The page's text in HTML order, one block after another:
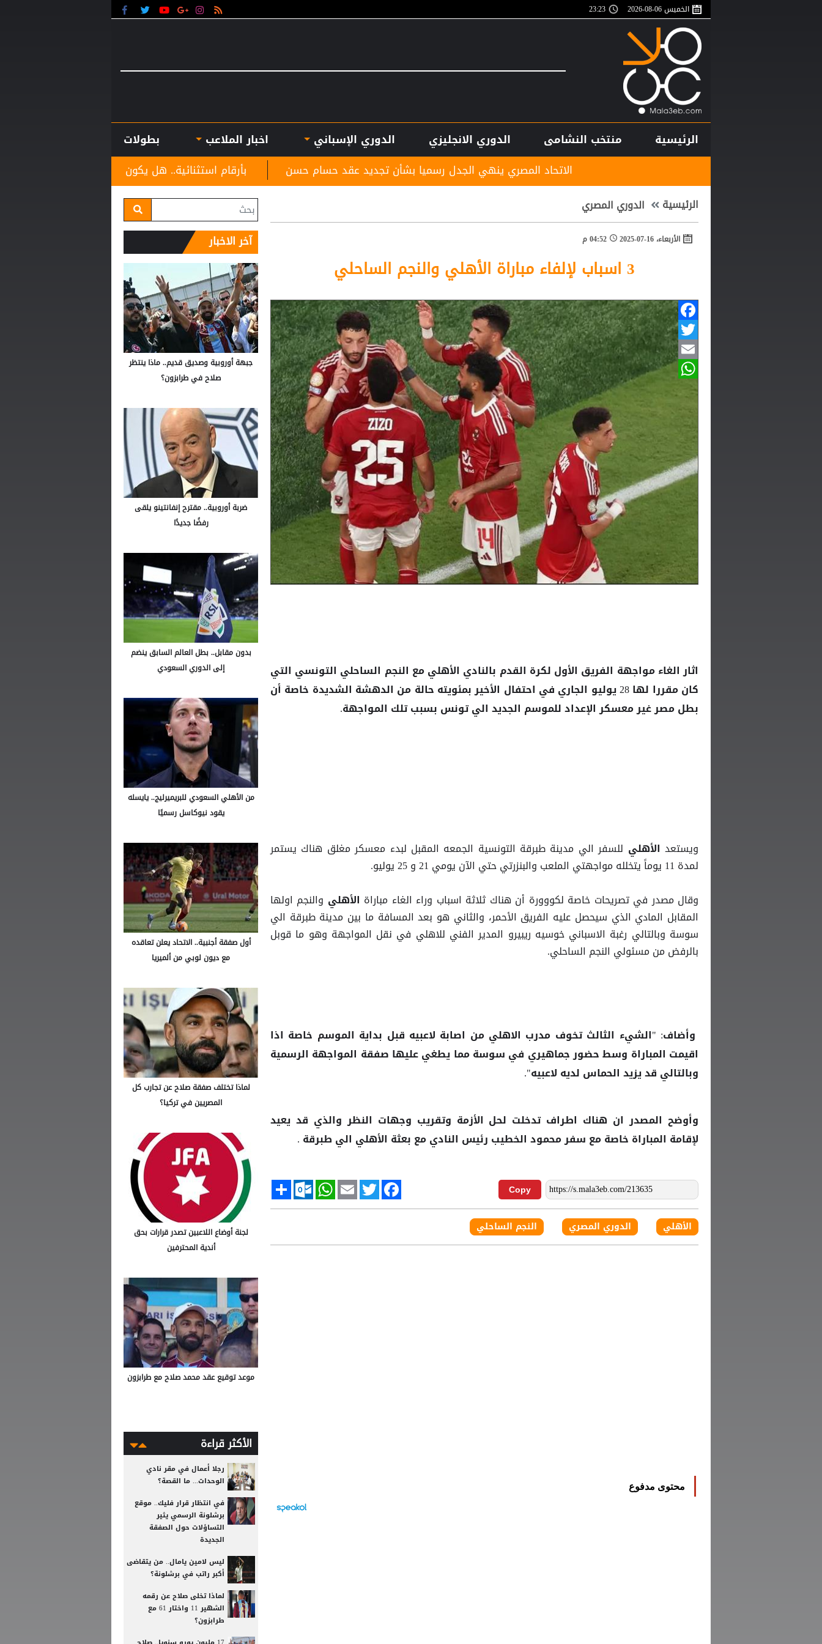
الخميس 06-08-2026 23:23
الرئيسية منتخب النشامى الدوري الانجليزي الدوري الإسباني اخبار الملاعب
بطولات
بأرقام استثنائية.. هل يكون كوبارسي مفاجأة الكرة الذهبية؟ الاتحاد المصري ينهي الجدل رسميا بشأن تجديد عقد حسام حسن
الرئيسية الدوري المصري
الأربعاء، 16-07-2025 04:52 م
3 اسباب لإلفاء مباراة الأهلي والنجم الساحلي
Facebook
Twitter
Email
WhatsApp
اثار الغاء مواجهة الفريق الأول لكرة القدم بالنادي الأهليمع النجم الساحلي التونسي التي
كان مقررا لها 28 يوليو الجاري في احتفال الأخير بمئويته حالة من الدهشة الشديدة خاصة أن
بطل مصر غير معسكر الإعداد للموسم الجديد الي تونس بسبب تلك المواجهة.
ويستعدالأهلي للسفر الي مدينة طبرقة التونسية الجمعه المقبل لبدء معسكر مغلق هناك يستمر
لمدة 11 يوماً يتخلله مواجهتي الملعب والبنزرتي حتي الآن يومي 21 و 25 يوليو.
وقال مصدر في تصريحات خاصة لكووورة أن هناك ثلاثة اسباب وراء الغاء مباراة الأهلي والنجم اولها
المقابل المادي الذي سيحصل عليه الفريق الأحمر، والثاني هو بعد المسافة ما بين مدينة طبرقة الي
سوسة وبالتالي رغبة الاسباني خوسيه ريبيرو المدير الفني للاهلي في نقل المواجهة وهو ما قوبل
بالرفض من مسئولي النجم الساحلي.
وأضاف: "الشيء الثالث تخوف مدرب الاهلي من اصابة لاعبيه قبل بداية الموسم خاصة اذا
اقيمت المباراة وسط حضور جماهيري في سوسة مما يطغي عليها صفقة المواجهة الرسمية
وبالتالي قد يزيد الحماس لديه لاعبيه".
وأوضح المصدر ان هناك اطراف تدخلت لحل الأزمة وتقريب وجهات النظر والذي قد يعيد
لإقامة المباراة خاصة مع سفر محمود الخطيب رئيس النادي مع بعثة الأهلي الي طبرقة .
Copy
Facebook
Twitter
Email
WhatsApp
Outlook.com
Share
الأهلي الدوري المصري النجم الساحلي
محتوى مدفوع
آخر الاخبار
جبهة أوروبية وصديق قديم.. ماذا ينتظر
صلاح في طرابزون؟
ضربة أوروبية.. مقترح إنفانتينو يلقى
رفضًا جديدًا
بدون مقابل.. بطل العالم السابق ينضم
إلى الدوري السعودي
من الأهلي السعودي للبريميرليج.. يايسله
يقود نيوكاسل رسميًا
أول صفقة أجنبية.. الاتحاد يعلن تعاقده
مع ديون لوبي من ألميريا
لماذا تختلف صفقة صلاح عن تجارب كل
المصريين في تركيا؟
لجنة أوضاع اللاعبين تصدر قرارات بحق
أندية المحترفين
موعد توقيع عقد محمد صلاح مع طرابزون
الأكثر قراءة
رجلا أعمال في مقر نادي
الوحدات... ما القصة؟
في انتظار قرار فليك.. موقع
برشلونة الرسمي يثير
التساؤلات حول الصفقة
الجديدة
ليس لامين يامال.. من يتقاضى
أكبر راتب في برشلونة؟
لماذا تخلى صلاح عن رقمه
الشهير 11 واختار 61 مع
طرابزون؟